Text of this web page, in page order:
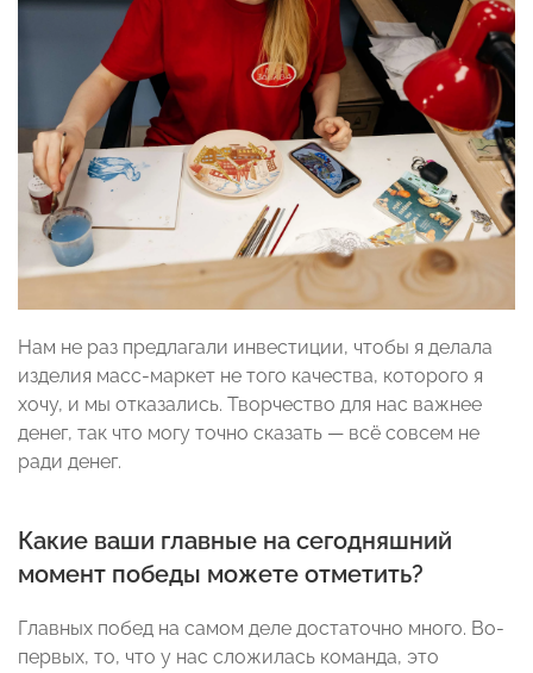
Нам не раз предлагали инвестиции, чтобы я делала
изделия масс-маркет не того качества, которого я
хочу, и мы отказались. Творчество для нас важнее
денег, так что могу точно сказать — всë совсем не
ради денег.
Какие ваши главные на сегодняшний
момент победы можете отметить?
Главных побед на самом деле достаточно много. Во-
первых, то, что у нас сложилась команда, это